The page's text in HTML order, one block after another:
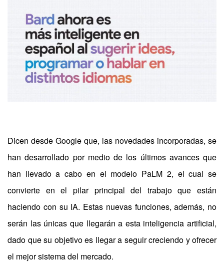
Dicen desde Google que, las novedades incorporadas, se
han desarrollado por medio de los últimos avances que
han llevado a cabo en el modelo PaLM 2, el cual se
convierte en el pilar principal del trabajo que están
haciendo con su IA. Estas nuevas funciones, además, no
serán las únicas que llegarán a esta inteligencia artificial,
dado que su objetivo es llegar a seguir creciendo y ofrecer
el mejor sistema del mercado.